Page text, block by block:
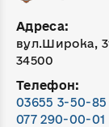
Адреса:
вул.Широка,
34500
Телефон:
03655 3-50-85
077 290-00-01